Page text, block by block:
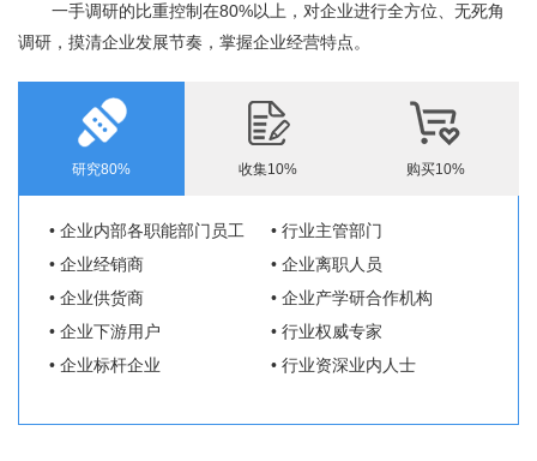
一手调研的比重控制在80%以上，对企业进行全方位、无死角
调研，摸清企业发展节奏，掌握企业经营特点。
研究80% 收集10% 购买10%
• 企业内部各职能部门员工
• 企业经销商
• 企业供货商
• 企业下游用户
• 企业标杆企业
• 行业主管部门
• 企业离职人员
• 企业产学研合作机构
• 行业权威专家
• 行业资深业内人士